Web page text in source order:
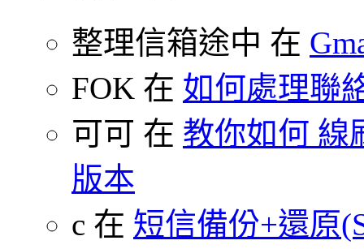
整理信箱途中 在
FOK 在 如何處理聯
可可 在 教你如何 線
版本
c 在 短信備份+還原